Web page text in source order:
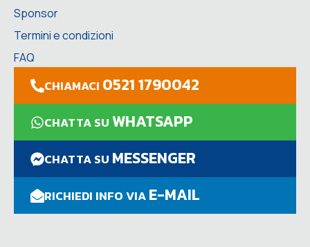
Sponsor
Termini e condizioni
FAQ
CHIAMACI 0521 1790042
CHATTA SUWHATSAPP
CHATTA SU MESSENGER
RICHIEDI INFO VIAE-MAIL